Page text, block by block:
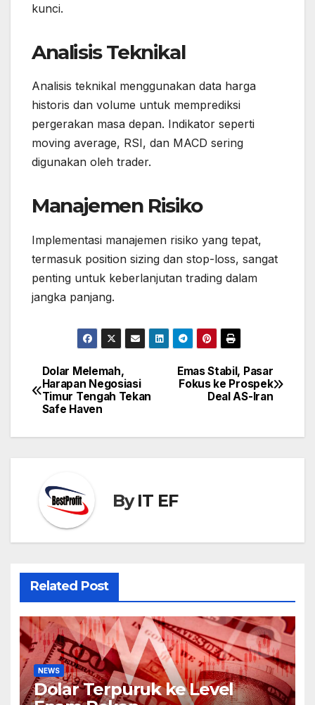
kunci.
Analisis Teknikal
Analisis teknikal menggunakan data harga
historis dan volume untuk memprediksi
pergerakan masa depan. Indikator seperti
moving average, RSI, dan MACD sering
digunakan oleh trader.
Manajemen Risiko
Implementasi manajemen risiko yang tepat,
termasuk position sizing dan stop-loss, sangat
penting untuk keberlanjutan trading dalam
jangka panjang.
Post
navigation
Emas Stabil, Pasar
Fokus ke Prospek
Deal AS-Iran
Dolar Melemah,
Harapan Negosiasi
Timur Tengah Tekan
Safe Haven
ByIT EF
Related Post
NEWS
Dolar Terpuruk ke Level